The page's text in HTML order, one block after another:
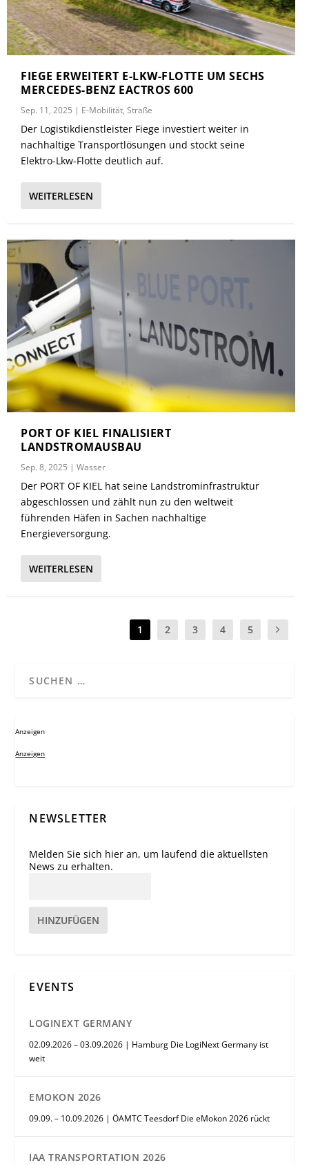
FIEGE ERWEITERT E-LKW-FLOTTE UM SECHS
MERCEDES-BENZ EACTROS 600
Sep. 11, 2025 | E-Mobilität,Straße
Der Logistikdienstleister Fiege investiert weiter in
nachhaltige Transportlösungen und stockt seine
Elektro-Lkw-Flotte deutlich auf.
WEITERLESEN
PORT OF KIEL FINALISIERT
LANDSTROMAUSBAU
Sep. 8, 2025 |Wasser
Der PORT OF KIEL hat seine Landstrominfrastruktur
abgeschlossen und zählt nun zu den weltweit
führenden Häfen in Sachen nachhaltige
Energieversorgung.
WEITERLESEN
1 2 3 4 5
Anzeigen
Anzeigen
NEWSLETTER
Melden Sie sich hier an, um laufend die aktuellsten
News zu erhalten.
HINZUFÜGEN
EVENTS
LOGINEXT GERMANY
02.09.2026 – 03.09.2026 | Hamburg Die LogiNext Germany ist
weit
EMOKON 2026
09.09. – 10.09.2026 | ÖAMTC Teesdorf Die eMokon 2026 rückt
IAA TRANSPORTATION 2026